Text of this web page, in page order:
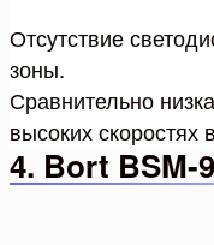
Отсутствие
зоны.
Сравнительно
высоких скоростях
4. Bort BSM-